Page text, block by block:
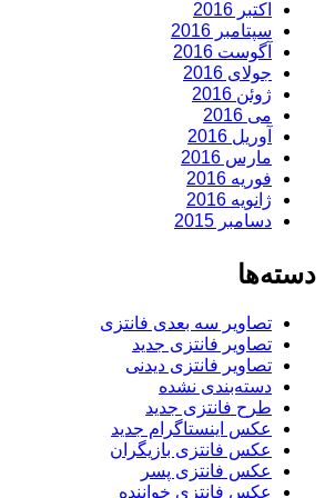
اکتبر 2016
سپتامبر 2016
آگوست 2016
جولای 2016
ژوئن 2016
می 2016
آوریل 2016
مارس 2016
فوریه 2016
ژانویه 2016
دسامبر 2015
دسته‌ها
تصاویر سه بعدی فانتزی
تصاویر فانتزی جدید
تصاویر فانتزی دیدنی
دسته‌بندی نشده
طرح فانتزی جدید
عکس اینستاگرام جدید
عکس فانتزی بازیگران
عکس فانتزی پسر
عکس فانتزی خواننده